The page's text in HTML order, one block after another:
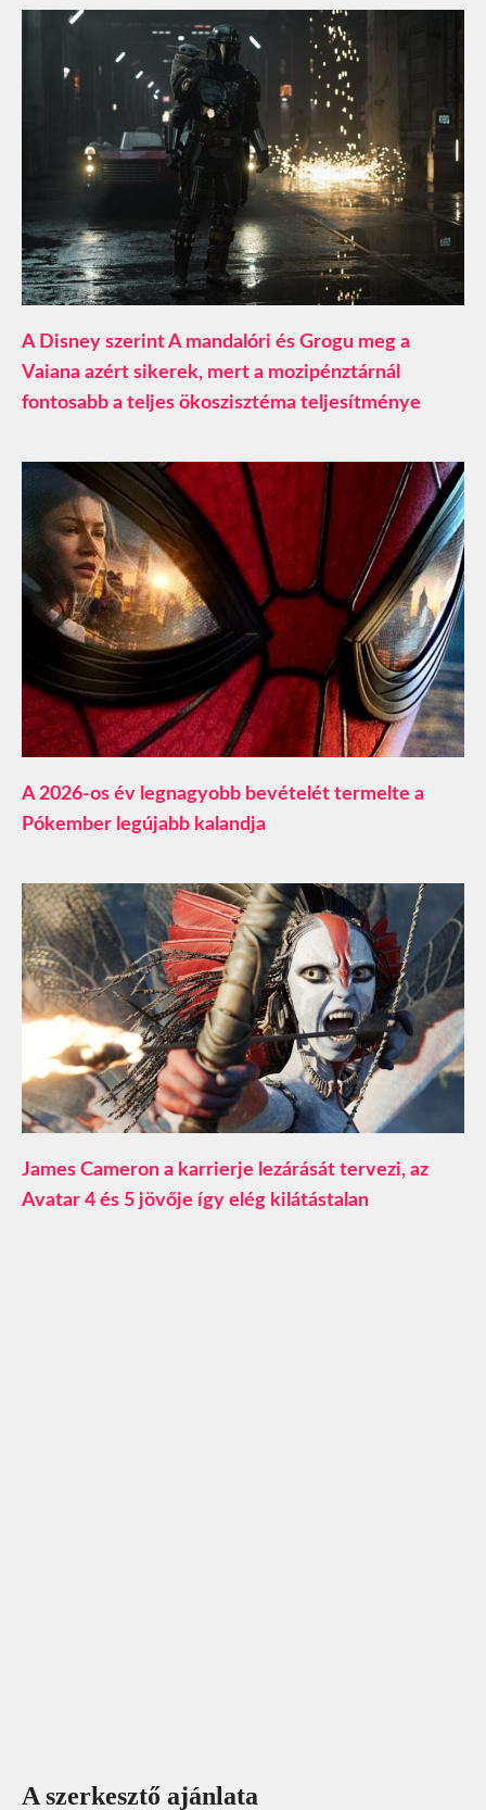
A Disney szerint A mandalóri és Grogu meg a
Vaiana azért sikerek, mert a mozipénztárnál
fontosabb a teljes ökoszisztéma teljesítménye
A 2026-os év legnagyobb bevételét termelte a
Pókember legújabb kalandja
James Cameron a karrierje lezárását tervezi, az
Avatar 4 és 5 jövője így elég kilátástalan
A szerkesztő ajánlata